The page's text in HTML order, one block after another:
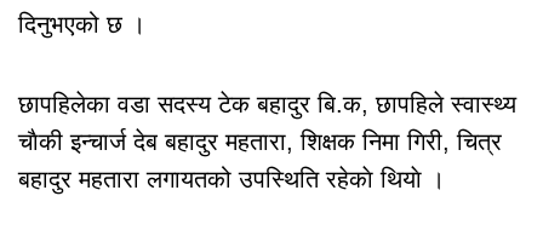
दिनुभएको छ ।
छापहिलेका वडा सदस्य टेक बहादुर बि.क, छापहिले स्वास्थ्य
चाैकी इन्चार्ज देब बहादुर महतारा, शिक्षक निमा गिरी, चित्र
बहादुर महतारा लगायतको उपस्थिति रहेकाे थियाे ।